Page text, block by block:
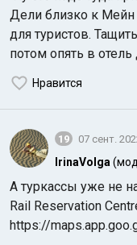
Дели близко к Мейн
для туристов.
потом опять в отель
Нравится
19 07 сент.
IrinaVolga
А туркассы уже не
Rail Reservation
https://